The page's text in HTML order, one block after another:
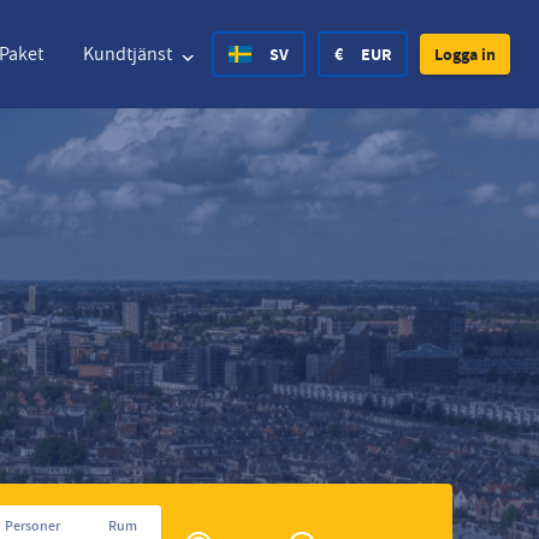
Paket Kundtjänst SV
Deutsch
Deutsch
Español
Hrvatski
Finnish
Czech
€ EUR
States Dollar British Pound
States Dollar £ British Pound
Krone Rs. India Rupee
Krone zł Poland Zloty
Krona CHF Switzerland Franc
Logga in
Personer Rum